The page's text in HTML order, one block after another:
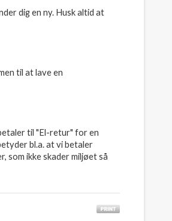
dig en ny. Husk altid at
til at lave en
til "El-retur" for en
bl.a. at vi betaler
som ikke skader miljøet så